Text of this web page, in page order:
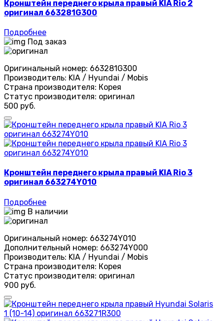
Кронштейн переднего крыла правый KIA Rio 2
оригинал 663281G300
Подробнее
Под заказ
Оригинальный номер: 663281G300
Производитель: KIA / Hyundai / Mobis
Страна производителя: Корея
Статус производителя: оригинал
500 руб.
Кронштейн переднего крыла правый KIA Rio 3
оригинал 663274Y010
Подробнее
В наличии
Оригинальный номер: 663274Y010
Дополнительный номер: 663274Y000
Производитель: KIA / Hyundai / Mobis
Страна производителя: Корея
Статус производителя: оригинал
900 руб.